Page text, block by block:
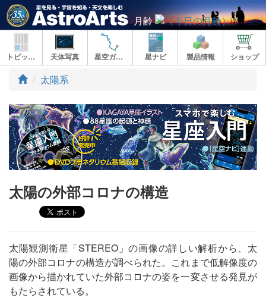
月齢
トピックス 天体写真 星空ガイド 星ナビ 製品情報 ショップ
ト
プ
太陽系
太陽の外部コロナの構造
太陽観測衛星「STEREO」の画像の詳しい解析から、太
陽の外部コロナの構造が調べられた。これまで低解像度の
画像から描かれていた外部コロナの姿を一変させる発見が
もたらされている。